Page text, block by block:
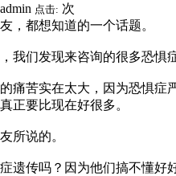
admin 点击: 次
，都想知道的一个话题。
我们发现来咨询的很多恐惧
痛苦实在太大，因为恐惧
正要比现在好很多。
所说的。
遗传吗？因为他们搞不懂